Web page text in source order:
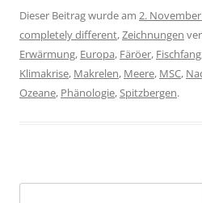
Dieser Beitrag wurde am 2.
completely different,Zeichnungen
Erwärmung, Europa, Färöer, Fischfang
Klimakrise, Makrelen, Meere, MSC,
Ozeane, Phänologie,Spitzbergen.